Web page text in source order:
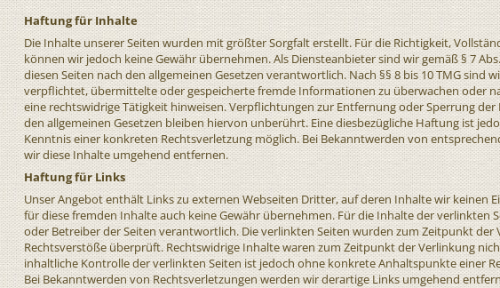
Haftung für Inhalte
Die Inhalte unserer Seiten wurden mit größter Sorgfalt erstellt. Für die Richtigkeit,
können wir jedoch keine Gewähr übernehmen. Als Diensteanbieter sind wir gemäß § 7
diesen Seiten nach den allgemeinen Gesetzen verantwortlich. Nach §§ 8 bis 10 TMG sind
verpflichtet, übermittelte oder gespeicherte fremde Informationen zu überwachen oder
eine rechtswidrige Tätigkeit hinweisen. Verpflichtungen zur Entfernung oder Sperrung
den allgemeinen Gesetzen bleiben hiervon unberührt. Eine diesbezügliche Haftung ist
Kenntnis einer konkreten Rechtsverletzung möglich. Bei Bekanntwerden von
wir diese Inhalte umgehend entfernen.
Haftung für Links
Unser Angebot enthält Links zu externen Webseiten Dritter, auf deren Inhalte wir keinen
für diese fremden Inhalte auch keine Gewähr übernehmen. Für die Inhalte der verlinkten
oder Betreiber der Seiten verantwortlich. Die verlinkten Seiten wurden zum Zeitpunkt der
Rechtsverstöße überprüft. Rechtswidrige Inhalte waren zum Zeitpunkt der Verlinkung
inhaltliche Kontrolle der verlinkten Seiten ist jedoch ohne konkrete Anhaltspunkte einer
Bei Bekanntwerden von Rechtsverletzungen werden wir derartige Links umgehend